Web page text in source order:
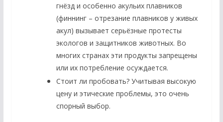
гнёзд и особенно акульих плавников
(финнинг – отрезание плавников у живых
акул) вызывает серьёзные протесты
экологов и защитников животных. Во
многих странах эти продукты запрещены
или их потребление осуждается.
Стоит ли пробовать?Учитывая высокую
цену и этические проблемы, это очень
спорный выбор.